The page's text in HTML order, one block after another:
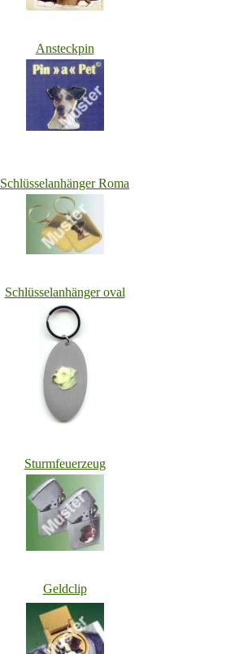
Ansteckpin
Schlüsselanhänger Roma
Schlüsselanhänger oval
Sturmfeuerzeug
Geldclip